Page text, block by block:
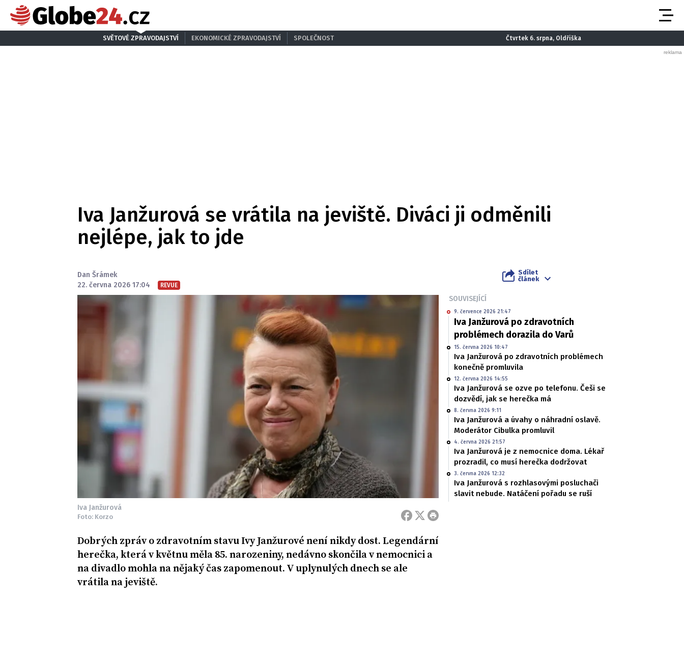
SVĚTOVÉ ZPRAVODAJSTVÍ EKONOMICKÉ ZPRAVODAJSTVÍ SPOLEČNOST Čtvrtek 6. srpna, Oldřiška
Iva Janžurová se vrátila na jeviště. Diváci ji odměnili
nejlépe, jak to jde
Dan Šrámek
22. června 2026 17:04
REVUE
Sdílet
článek
Iva Janžurová
Foto: Korzo
Dobrých zpráv o zdravotním stavu Ivy Janžurové není nikdy dost. Legendární
herečka, která v květnu měla 85. narozeniny, nedávno skončila v nemocnici a
na divadlo mohla na nějaký čas zapomenout. V uplynulých dnech se ale
vrátila na jeviště.
SOUVISEJÍCÍ
9. července 2026 21:47
Iva Janžurová po zdravotních
problémech dorazila do Varů
15. června 2026 10:47
Iva Janžurová po zdravotních problémech
konečně promluvila
12. června 2026 14:55
Iva Janžurová se ozve po telefonu. Češi se
dozvědí, jak se herečka má
8. června 2026 9:11
Iva Janžurová a úvahy o náhradní oslavě.
Moderátor Cibulka promluvil
4. června 2026 21:57
Iva Janžurová je z nemocnice doma. Lékař
prozradil, co musí herečka dodržovat
3. června 2026 12:32
Iva Janžurová s rozhlasovými posluchači
slavit nebude. Natáčení pořadu se ruší